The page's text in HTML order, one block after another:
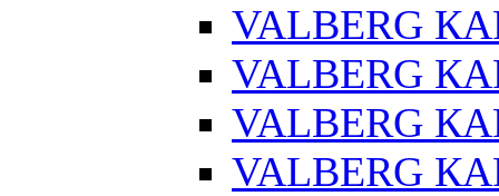
VALBERG
VALBERG
VALBERG
VALBERG